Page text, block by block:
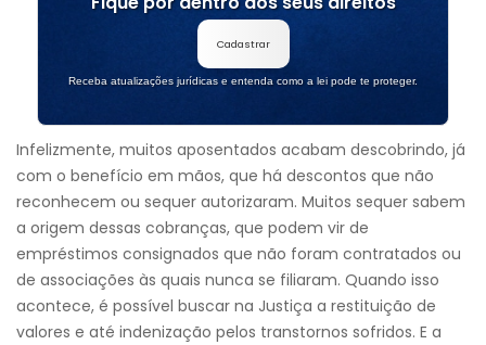
Cadastrar
Receba atualizações jurídicas e entenda como a lei pode te proteger.
Infelizmente, muitos aposentados acabam descobrindo, já
com o benefício em mãos, que há descontos que não
reconhecem ou sequer autorizaram. Muitos sequer sabem
a origem dessas cobranças, que podem vir de
empréstimos consignados que não foram contratados ou
de associações às quais nunca se filiaram. Quando isso
acontece, é possível buscar na Justiça a restituição de
valores e até indenização pelos transtornos sofridos. E a